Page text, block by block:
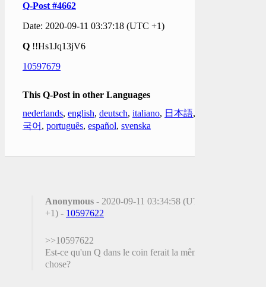
Q-Post #4662
Date: 2020-09-11 03:37:18 (UTC +1)
Q !!Hs1Jq13jV6
10597679
This Q-Post in other Languages
nederlands, english, deutsch, italiano, 日本語,
국어 , português, español, svenska
Anonymous - 2020-09-11 03:34:58 (UTC
+1) - 10597622
>>10597622
Est-ce qu'un Q dans le coin ferait la même
chose?